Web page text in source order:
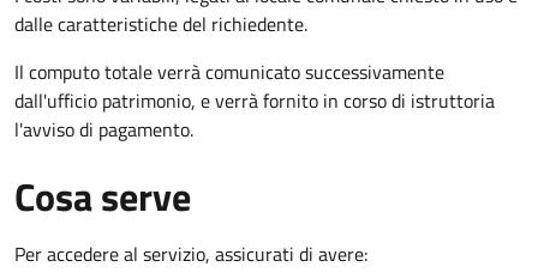
dalle caratteristiche del richiedente.
Il computo totale verrà comunicato successivamente
dall'ufficio patrimonio, e verrà fornito in corso di istruttoria
l'avviso di pagamento.
Cosa serve
Per accedere al servizio, assicurati di avere: